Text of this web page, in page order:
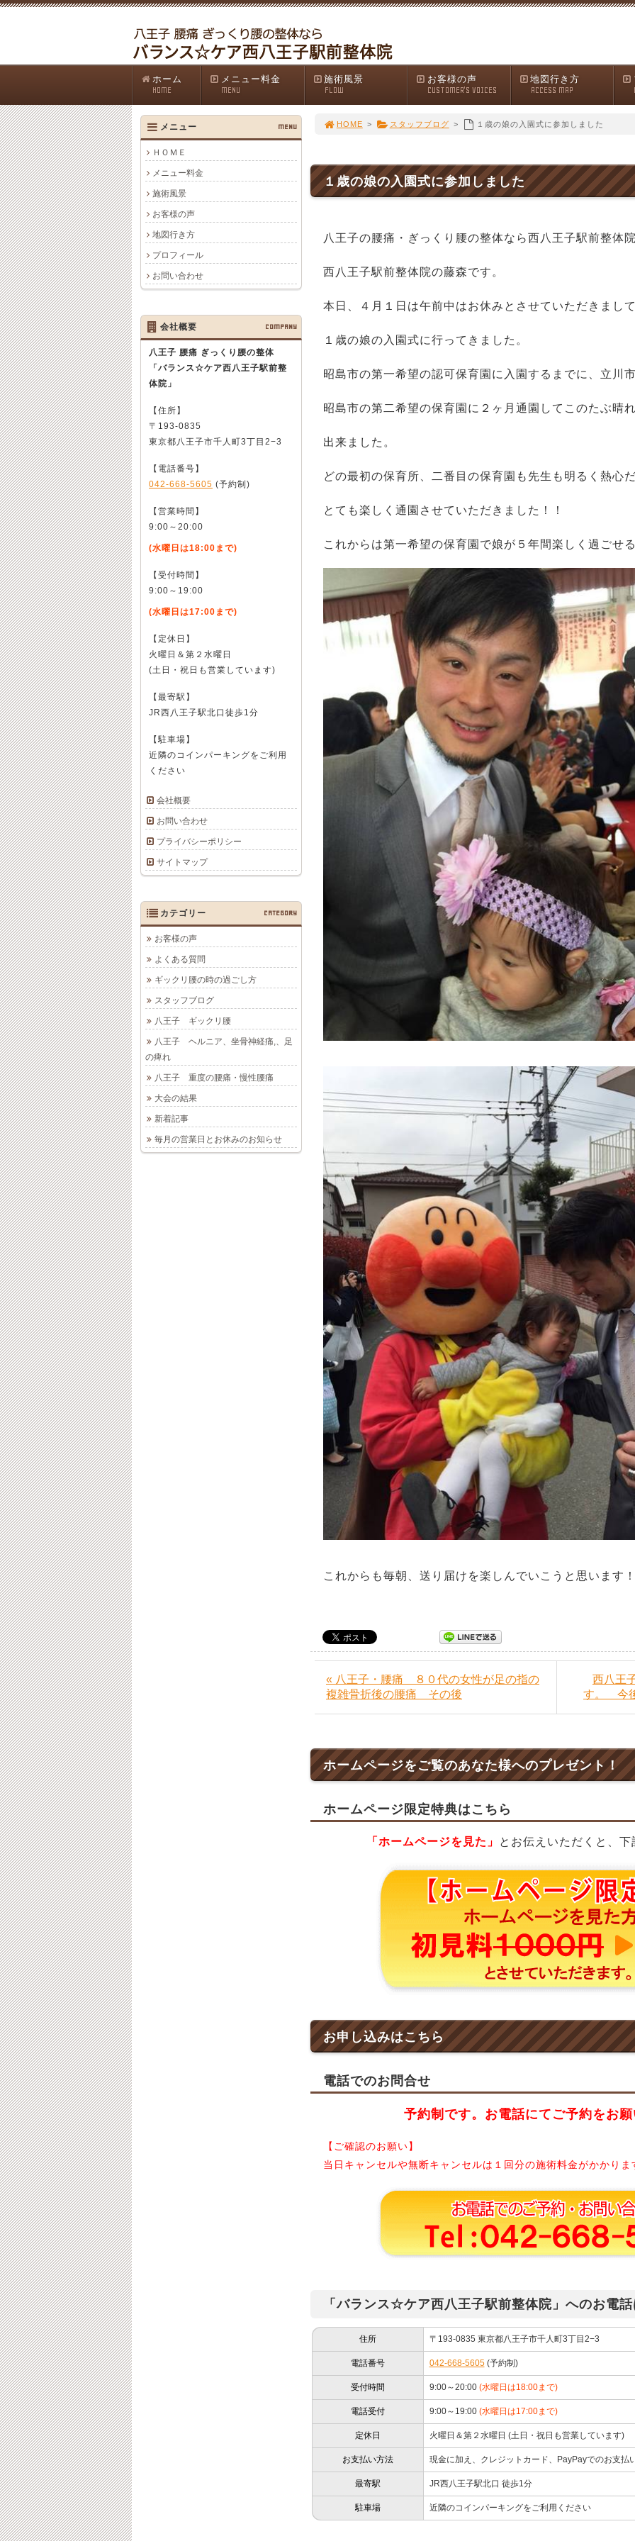
ホーム
HOME
メニュー料金
MENU
施術風景
FLOW
お客様の声
CUSTOMER'S VOICES
地図行き方
ACCESS MAP
HOME > スタッフブログ > １歳の娘の入園式に参加しました
１歳の娘の入園式に参加しました
八王子の腰痛・ぎっくり腰の整体なら西八王子駅前整体
西八王子駅前整体院の藤森です。
本日、４月１日は午前中はお休みとさせていただきまし
１歳の娘の入園式に行ってきました。
昭島市の第一希望の認可保育園に入園するまでに、立川
昭島市の第二希望の保育園に２ヶ月通園してこのたぶ晴
出来ました。
どの最初の保育所、二番目の保育園も先生も明るく熱心
とても楽しく通園させていただきました！！
これからは第一希望の保育園で娘が５年間楽しく過ごせ
これからも毎朝、送り届けを楽しんでいこうと思います
« 八王子・腰痛 ８０代の女性が足の指の
複雑骨折後の腰痛 その後
西八王
す。 今
ホームページをご覧のあなた様へのプレゼント！
ホームページ限定特典はこちら
「ホームページを見た」 とお伝えいただくと、
お申し込みはこちら
電話でのお問合せ
予約制です。お電話にてご予約をお
【ご確認のお願い】
当日キャンセルや無断キャンセルは１回分の施術料金がかかり
「バランス☆ケア西八王子駅前整体院」へのお電
住所 〒193-0835 東京都八王子市千人町3丁目2−3
電話番号 042-668-5605(予約制)
受付時間 9:00～20:00 (水曜日は18:00まで)
電話受付 9:00～19:00 (水曜日は17:00まで)
定休日 火曜日＆第２水曜日 (土日・祝日も営業しています)
お支払い方法 現金に加え、クレジットカード、PayPayでのお支払
最寄駅 JR西八王子駅北口 徒歩1分
駐車場 近隣のコインパーキングをご利用ください
メニュー MENU
ＨＯＭＥ
メニュー料金
施術風景
お客様の声
地図行き方
プロフィール
お問い合わせ
会社概要 COMPANY
八王子 腰痛 ぎっくり腰の整体
「バランス☆ケア西八王子駅前整
体院」
【住所】
〒193-0835
東京都八王子市千人町3丁目2−3
【電話番号】
042-668-5605 (予約制)
【営業時間】
9:00～20:00
(水曜日は18:00まで)
【受付時間】
9:00～19:00
(水曜日は17:00まで)
【定休日】
火曜日＆第２水曜日
(土日・祝日も営業しています)
【最寄駅】
JR西八王子駅北口徒歩1分
【駐車場】
近隣のコインパーキングをご利用
ください
会社概要
お問い合わせ
プライバシーポリシー
サイトマップ
カテゴリー CATEGORY
お客様の声
よくある質問
ギックリ腰の時の過ごし方
スタッフブログ
八王子 ギックリ腰
八王子 ヘルニア、坐骨神経痛,、足
の痺れ
八王子 重度の腰痛・慢性腰痛
大会の結果
新着記事
毎月の営業日とお休みのお知らせ